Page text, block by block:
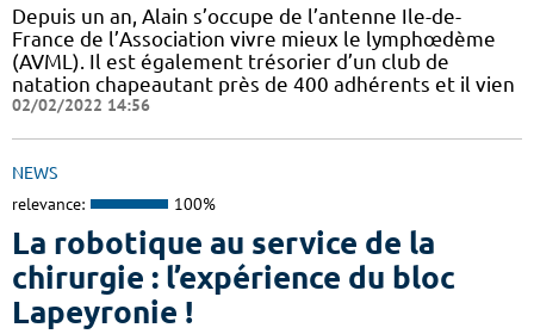
Depuis un an, Alain s’occupe de l’antenne Ile-de-
France de l’Association vivre mieux le lymphœdème
(AVML). Il est également trésorier d’un club de
natation chapeautant près de 400 adhérents et il vien
02/02/2022 14:56
NEWS
relevance: 100%
La robotique au service de la
chirurgie : l’expérience du bloc
Lapeyronie !